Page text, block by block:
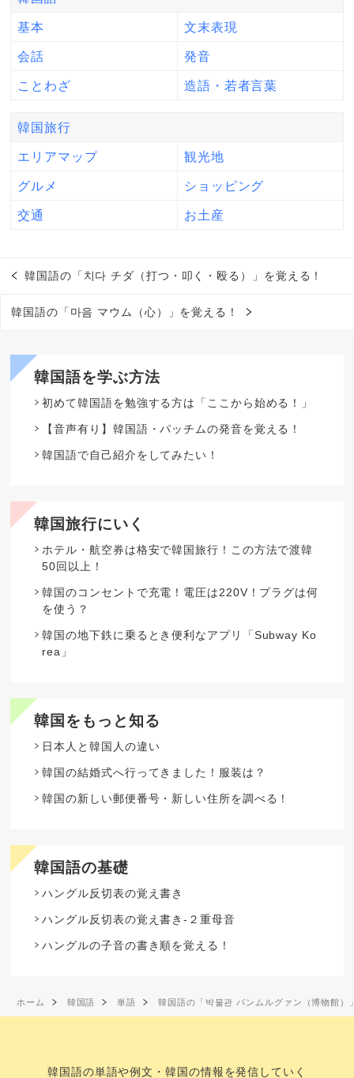
基本 文末表現
会話 発音
ことわざ 造語・若者言葉
韓国旅行
エリアマップ 観光地
グルメ ショッピング
交通 お土産
韓国語の「치다 チダ（打つ・叩く・殴る）」を覚える！
韓国語の「마음 マウム（心）」を覚える！
韓国語を学ぶ方法
初めて韓国語を勉強する方は「ここから始める！」
【音声有り】韓国語・パッチムの発音を覚える！
韓国語で自己紹介をしてみたい！
韓国旅行にいく
ホテル・航空券は格安で韓国旅行！この方法で渡韓
50回以上！
韓国のコンセントで充電！電圧は220V！プラグは何
を使う？
韓国の地下鉄に乗るとき便利なアプリ「Subway Ko
rea」
韓国をもっと知る
日本人と韓国人の違い
韓国の結婚式へ行ってきました！服装は？
韓国の新しい郵便番号・新しい住所を調べる！
韓国語の基礎
ハングル反切表の覚え書き
ハングル反切表の覚え書き-２重母音
ハングルの子音の書き順を覚える！
ホーム 韓国語 単語 韓国語の「박물관 パンムルグァン（博物館）
韓国語の単語や例文・韓国の情報を発信していく